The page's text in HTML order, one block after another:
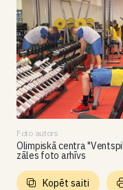
Foto autors
Olimpiskā centra
zāles foto arhīvs
Kopēt saiti